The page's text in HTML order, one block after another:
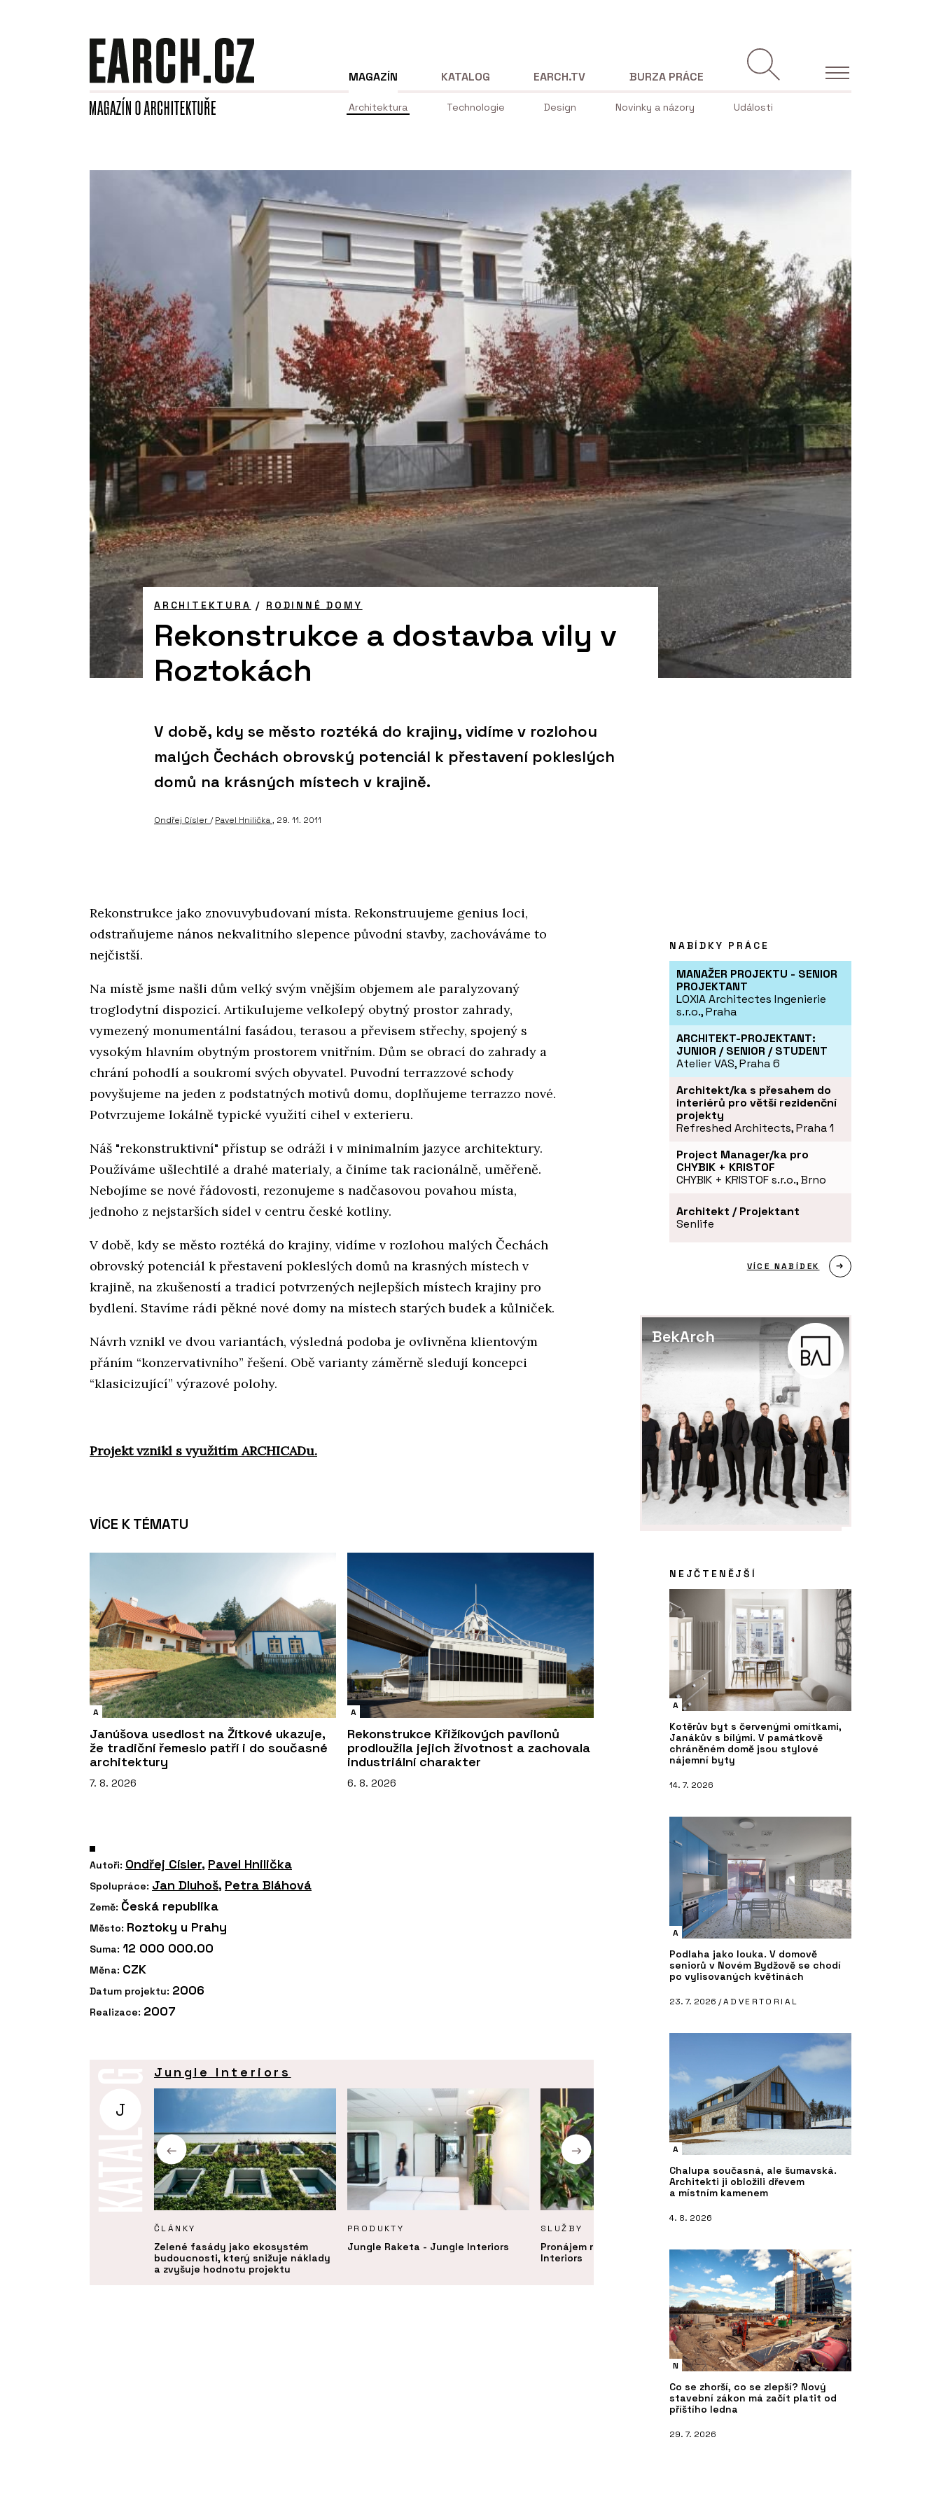
MAGAZÍN
Architektura Technologie Design Novinky a názory Události
KATALOG EARCH.TV BURZA PRÁCE
ARCHITEKTURA / RODINNÉ DOMY
Rekonstrukce a dostavba vily v
Roztokách
V době, kdy se město roztéká do krajiny, vidíme v rozlohou
malých Čechách obrovský potenciál k přestavení pokleslých
domů na krásných místech v krajině.
Ondřej Císler /Pavel Hnilička, 29. 11. 2011
Rekonstrukce jako znovuvybudovaní místa. Rekonstruujeme genius loci,
odstraňujeme nános nekvalitního slepence původní stavby, zachováváme to
nejčistší.
Na místě jsme našli dům velký svým vnějším objemem ale paralyzovaný
troglodytní dispozicí. Artikulujeme velkolepý obytný prostor zahrady,
vymezený monumentální fasádou, terasou a převisem střechy, spojený s
vysokým hlavním obytným prostorem vnitřním. Dům se obrací do zahrady a
chrání pohodlí a soukromí svých obyvatel. Puvodní terrazzové schody
povyšujeme na jeden z podstatných motivů domu, doplňujeme terrazzo nové.
Potvrzujeme lokálně typické využití cihel v exterieru.
Náš "rekonstruktivní" přístup se odráži i v minimalním jazyce architektury.
Používáme ušlechtilé a drahé materialy, a činíme tak racionálně, uměřeně.
Nebojíme se nové řádovosti, rezonujeme s nadčasovou povahou místa,
jednoho z nejstarších sídel v centru české kotliny.
V době, kdy se město roztéká do krajiny, vidíme v rozlohou malých Čechách
obrovský potenciál k přestavení pokleslých domů na krasných místech v
krajině, na zkušeností a tradicí potvrzených nejlepších místech krajiny pro
bydlení. Stavíme rádi pěkné nové domy na místech starých budek a kůlniček.
Návrh vznikl ve dvou variantách, výsledná podoba je ovlivněna klientovým
přáním “konzervativního” řešení. Obě varianty záměrně sledují koncepci
“klasicizující” výrazové polohy.
Projekt vznikl s využitím ARCHICADu.
VÍCE K TÉMATU
A
Janúšova usedlost na Žítkové ukazuje,
že tradiční řemeslo patří i do současné
architektury
7. 8. 2026
A
Rekonstrukce Křižíkových pavilonů
prodloužila jejich životnost a zachovala
industriální charakter
6. 8. 2026
Autoři: Ondřej Císler, Pavel Hnilička
Spolupráce: Jan Dluhoš, Petra Bláhová
Země: Česká republika
Město: Roztoky u Prahy
Suma: 12 000 000.00
Měna: CZK
Datum projektu: 2006
Realizace: 2007
J
Jungle Interiors
ČLÁNKY
Zelené fasády jako ekosystém
budoucnosti, který snižuje náklady
a zvyšuje hodnotu projektu
PRODUKTY
Jungle Raketa - Jungle Interiors
SLUŽBY
Pronájem rostlin s péčí - Jungle
Interiors
Jungle Interiors
NABÍDKY PRÁCE
MANAŽER PROJEKTU - SENIOR
PROJEKTANT
LOXIA Architectes Ingenierie
s.r.o., Praha
ARCHITEKT-PROJEKTANT:
JUNIOR / SENIOR / STUDENT
Atelier VAS, Praha 6
Architekt/ka s přesahem do
interiérů pro větší rezidenční
projekty
Refreshed Architects, Praha 1
Project Manager/ka pro
CHYBIK + KRISTOF
CHYBIK + KRISTOF s.r.o., Brno
Architekt / Projektant
Senlife
VÍCE NABÍDEK
BekArch
NEJČTENĚJŠÍ
A
Kotěrův byt s červenými omítkami,
Janákův s bílými. V památkově
chráněném domě jsou stylové
nájemní byty
14. 7. 2026
A
Podlaha jako louka. V domově
seniorů v Novém Bydžově se chodí
po vylisovaných květinách
23. 7. 2026 /ADVERTORIAL
A
Chalupa současná, ale šumavská.
Architekti ji obložili dřevem
a místním kamenem
4. 8. 2026
N
Co se zhorší, co se zlepší? Nový
stavební zákon má začít platit od
příštího ledna
29. 7. 2026